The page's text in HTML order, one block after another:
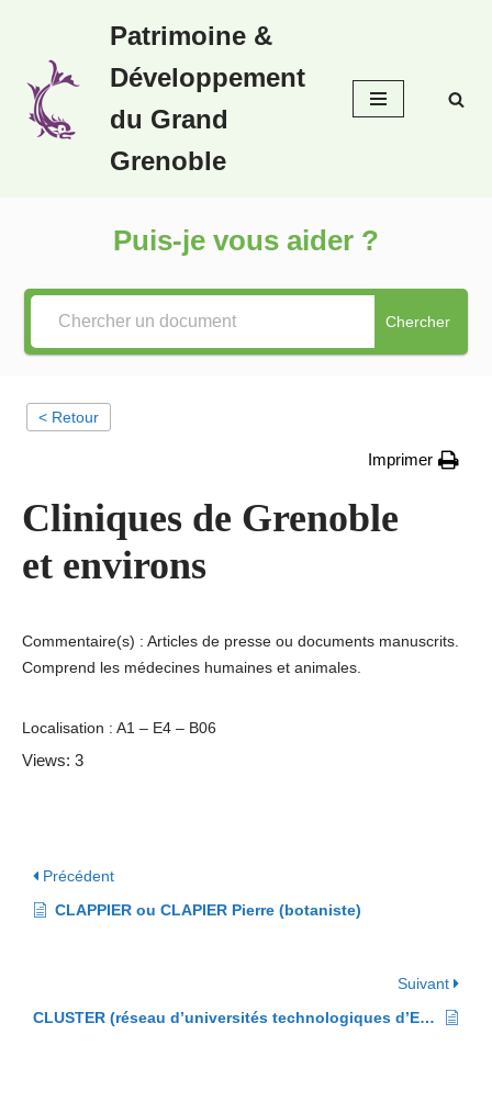
au
contenu
Patrimoine &
Développement
du Grand
Grenoble
Puis-je vous aider ?
Chercher
< Retour
Imprimer
Cliniques de Grenoble
et environs
Commentaire(s) : Articles de presse ou documents manuscrits.
Comprend les médecines humaines et animales.
Localisation : A1 – E4 – B06
Views: 3
Précédent
CLAPPIER ou CLAPIER Pierre (botaniste)
Suivant
CLUSTER (réseau d’universités technologiques d’Europe)